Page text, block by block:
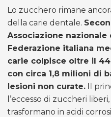
Lo zucchero rimane
della carie dentale.
Associazione nazionale
Federazione italiana
carie colpisce oltre il
con circa 1,8 milioni di
lesioni non curate. Il
l’eccesso di zuccheri
trasformano in acidi